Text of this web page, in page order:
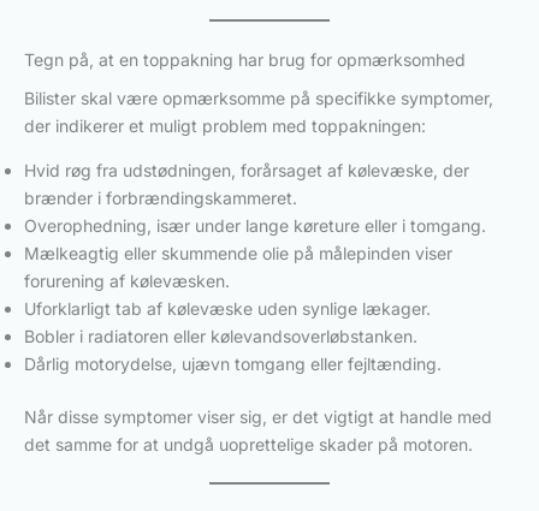
Tegn på, at en toppakning har brug for opmærksomhed
Bilister skal være opmærksomme på specifikke symptomer,
der indikerer et muligt problem med toppakningen:
Hvid røg fra udstødningen, forårsaget af kølevæske, der
brænder i forbrændingskammeret.
Overophedning, især under lange køreture eller i tomgang.
Mælkeagtig eller skummende olie på målepinden viser
forurening af kølevæsken.
Uforklarligt tab af kølevæske uden synlige lækager.
Bobler i radiatoren eller kølevandsoverløbstanken.
Dårlig motorydelse, ujævn tomgang eller fejltænding.
Når disse symptomer viser sig, er det vigtigt at handle med
det samme for at undgå uoprettelige skader på motoren.